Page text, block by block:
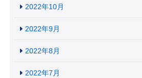
2022年10月
2022年9月
2022年8月
2022年7月